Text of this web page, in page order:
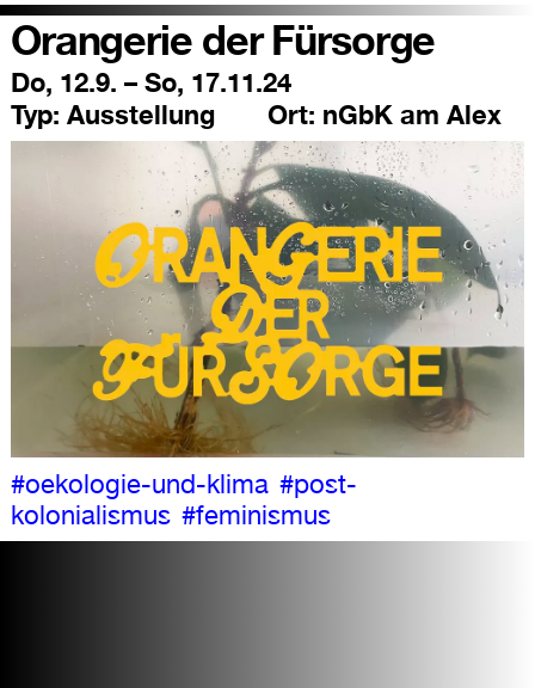
Orangerie der Fürsorge
Do, 12.9. – So, 17.11.24
Typ: Ausstellung Ort: nGbK am Alex
#oekologie-und-klima #post-
kolonialismus #feminismus